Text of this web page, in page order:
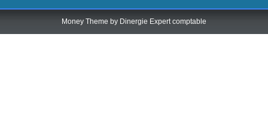
Money Theme by Dinergie Expert comptable